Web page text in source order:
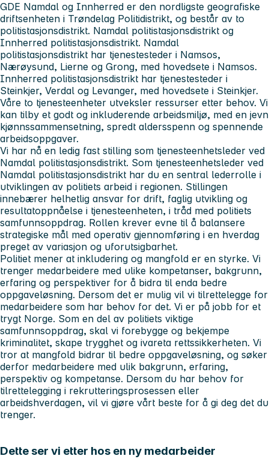
GDE Namdal og Innherred er den nordligste geografiske
driftsenheten i Trøndelag Politidistrikt, og består av to
politistasjonsdistrikt. Namdal politistasjonsdistrikt og
Innherred politistasjonsdistrikt. Namdal
politistasjonsdistrikt har tjenestesteder i Namsos,
Nærøysund, Lierne og Grong, med hovedsete i Namsos.
Innherred politistasjonsdistrikt har tjenestesteder i
Steinkjer, Verdal og Levanger, med hovedsete i Steinkjer.
Våre to tjenesteenheter utveksler ressurser etter behov. Vi
kan tilby et godt og inkluderende arbeidsmiljø, med en jevn
kjønnssammensetning, spredt aldersspenn og spennende
arbeidsoppgaver.
Vi har nå en ledig fast stilling som tjenesteenhetsleder ved
Namdal politistasjonsdistrikt. Som tjenesteenhetsleder ved
Namdal politistasjonsdistrikt har du en sentral lederrolle i
utviklingen av politiets arbeid i regionen. Stillingen
innebærer helhetlig ansvar for drift, faglig utvikling og
resultatoppnåelse i tjenesteenheten, i tråd med politiets
samfunnsoppdrag. Rollen krever evne til å balansere
strategiske mål med operativ gjennomføring i en hverdag
preget av variasjon og uforutsigbarhet.
Politiet mener at inkludering og mangfold er en styrke. Vi
trenger medarbeidere med ulike kompetanser, bakgrunn,
erfaring og perspektiver for å bidra til enda bedre
oppgaveløsning. Dersom det er mulig vil vi tilrettelegge for
medarbeidere som har behov for det. Vi er på jobb for et
trygt Norge. Som en del av politiets viktige
samfunnsoppdrag, skal vi forebygge og bekjempe
kriminalitet, skape trygghet og ivareta rettssikkerheten. Vi
tror at mangfold bidrar til bedre oppgaveløsning, og søker
derfor medarbeidere med ulik bakgrunn, erfaring,
perspektiv og kompetanse. Dersom du har behov for
tilrettelegging i rekrutteringsprosessen eller
arbeidshverdagen, vil vi gjøre vårt beste for å gi deg det du
trenger.
Dette ser vi etter hos en ny medarbeider